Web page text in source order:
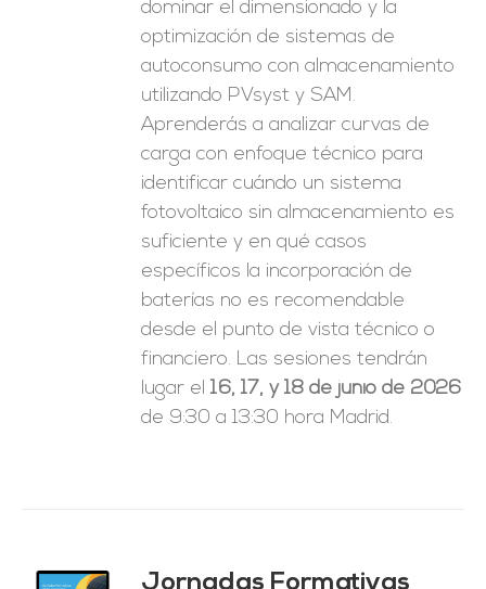
dominar el dimensionado y la
optimización de sistemas de
autoconsumo con almacenamiento
utilizando PVsyst y SAM.
Aprenderás a analizar curvas de
carga con enfoque técnico para
identificar cuándo un sistema
fotovoltaico sin almacenamiento es
suficiente y en qué casos
específicos la incorporación de
baterías no es recomendable
desde el punto de vista técnico o
financiero. Las sesiones tendrán
lugar el16, 17, y 18 de junio de 2026
de 9:30 a 13:30 hora Madrid.
Jornadas Formativas